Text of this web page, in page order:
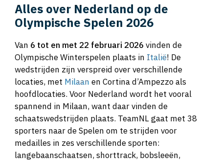
Alles over Nederland op de
Olympische Spelen 2026
Van 6 tot en met 22 februari 2026 vinden de
Olympische Winterspelen plaats in Italië! De
wedstrijden zijn verspreid over verschillende
locaties, met Milaan en Cortina d’Ampezzo als
hoofdlocaties. Voor Nederland wordt het vooral
spannend in Milaan, want daar vinden de
schaatswedstrijden plaats. TeamNL gaat met 38
sporters naar de Spelen om te strijden voor
medailles in zes verschillende sporten:
langebaanschaatsen, shorttrack, bobsleeën,